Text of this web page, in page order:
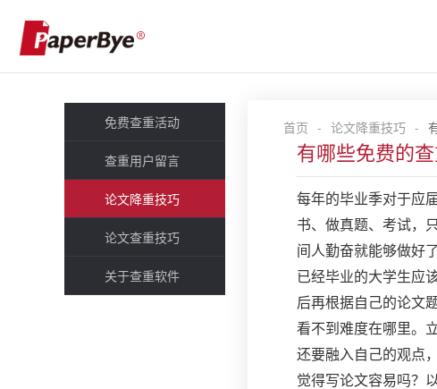
免费查重活动
查重用户留言
论文降重技巧
论文查重技巧
关于查重软件
首页 - 论文降重技巧 -
有哪些免费的
每年的毕业季对于应
书、做真题、考试，
间人勤奋就能够做好
已经毕业的大学生应
后再根据自己的论文
看不到难度在哪里。
还要融入自己的观点
觉得写论文容易吗？